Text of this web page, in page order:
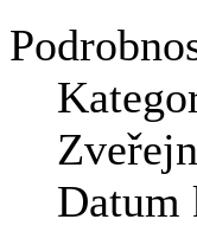
Datum